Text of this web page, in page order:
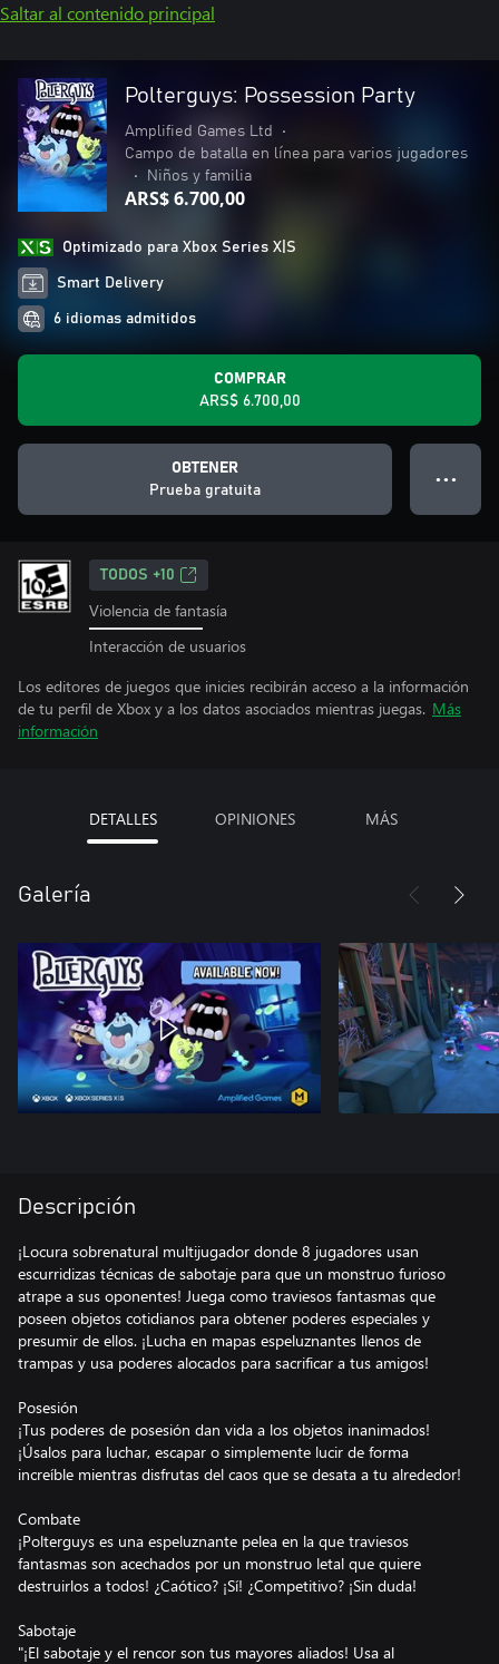
Saltar al contenido principal
Polterguys: Possession Party
Amplified Games Ltd
•
Campo de batalla en línea para varios jugadores
•
Niños y familia
ARS$ 6.700,00
Optimizado para Xbox Series X|S
Smart Delivery
6 idiomas admitidos
COMPRAR
ARS$ 6.700,00
OBTENER
Prueba gratuita
● ● ●
TODOS +10
Violencia de fantasía
Interacción de usuarios
Los editores de juegos que inicies recibirán acceso a la información
de tu perfil de Xbox y a los datos asociados mientras juegas. Más
información
DETALLES OPINIONES MÁS
Galería
Descripción
¡Locura sobrenatural multijugador donde 8 jugadores usan
escurridizas técnicas de sabotaje para que un monstruo furioso
atrape a sus oponentes! Juega como traviesos fantasmas que
poseen objetos cotidianos para obtener poderes especiales y
presumir de ellos. ¡Lucha en mapas espeluznantes llenos de
trampas y usa poderes alocados para sacrificar a tus amigos!
Posesión
¡Tus poderes de posesión dan vida a los objetos inanimados!
¡Úsalos para luchar, escapar o simplemente lucir de forma
increíble mientras disfrutas del caos que se desata a tu alrededor!
Combate
¡Polterguys es una espeluznante pelea en la que traviesos
fantasmas son acechados por un monstruo letal que quiere
destruirlos a todos! ¿Caótico? ¡Sí! ¿Competitivo? ¡Sin duda!
Sabotaje
"¡El sabotaje y el rencor son tus mayores aliados! Usa al